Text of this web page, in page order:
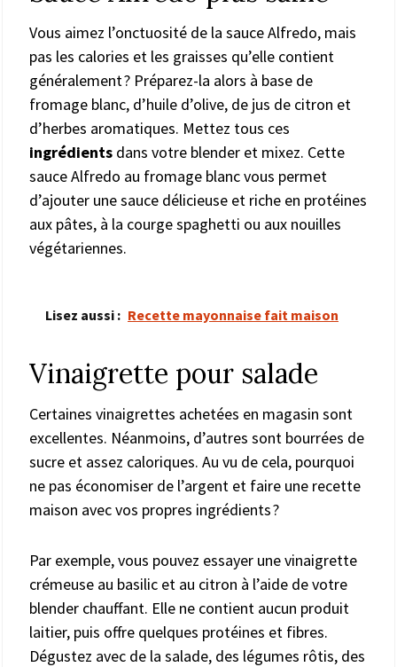
Vous aimez l’onctuosité de la sauce Alfredo, mais
pas les calories et les graisses qu’elle contient
généralement ? Préparez-la alors à base de
fromage blanc, d’huile d’olive, de jus de citron et
d’herbes aromatiques. Mettez tous ces
ingrédients dans votre blender et mixez. Cette
sauce Alfredo au fromage blanc vous permet
d’ajouter une sauce délicieuse et riche en protéines
aux pâtes, à la courge spaghetti ou aux nouilles
végétariennes.
Lisez aussi : Recette mayonnaise fait maison
Vinaigrette pour salade
Certaines vinaigrettes achetées en magasin sont
excellentes. Néanmoins, d’autres sont bourrées de
sucre et assez caloriques. Au vu de cela, pourquoi
ne pas économiser de l’argent et faire une recette
maison avec vos propres ingrédients ?
Par exemple, vous pouvez essayer une vinaigrette
crémeuse au basilic et au citron à l’aide de votre
blender chauffant. Elle ne contient aucun produit
laitier, puis offre quelques protéines et fibres.
Dégustez avec de la salade, des légumes rôtis, des